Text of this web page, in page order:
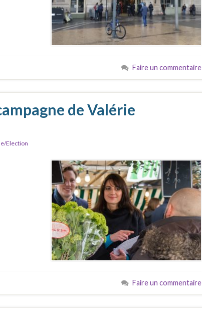
Faire un commentaire
de Valérie
Election
Faire un commentaire